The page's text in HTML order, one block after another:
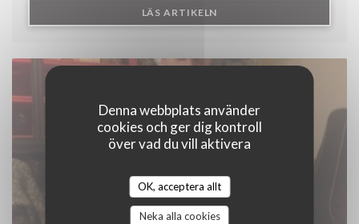
Denna webbplats använder
cookies och ger dig kontroll
över vad du vill aktivera
OK, acceptera allt
Neka alla cookies
LÄS ARTIKELN